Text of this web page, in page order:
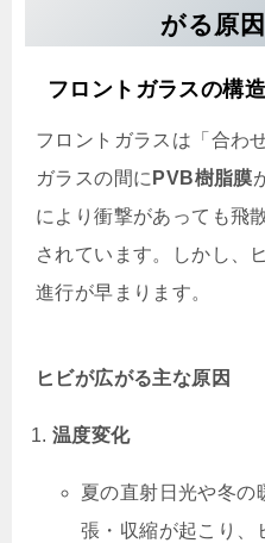
がる原
フロントガラスの構
フロントガラスは「合わ
ガラスの間に PVB樹脂膜
により衝撃があっても飛
されています。しかし、
進行が早まります。
ヒビが広がる主な原因
温度変化
夏の直射日光や冬の
張・収縮が起こり、